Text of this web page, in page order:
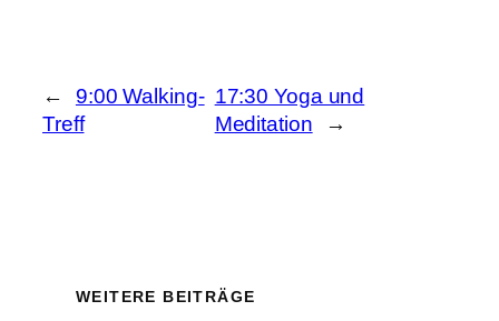
←
9:00 Walking-
Treff
17:30 Yoga und
Meditation
→
WEITERE BEITRÄGE